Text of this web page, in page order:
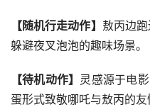
【随机行走动作】 敖丙边
躲避夜叉泡泡的趣味场景。
【待机动作】 灵感源于电
蛋形式致敬哪吒与敖丙的友